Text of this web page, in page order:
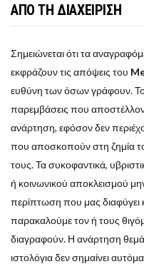
ΑΠΟ ΤΗ ΔΙΑΧΕΙΡΙΣΗ
Σημειώνεται ότι τα
εκφράζουν τις απόψεις του
ευθύνη των όσων γράφουν. Το
παρεμβάσεις που
ανάρτηση, εφόσον δεν
που αποσκοπούν στη ζημία
τους. Τα συκοφαντικά,
ή κοινωνικού αποκλεισμού
περίπτωση που μας
παρακαλούμε τον ή τους
διαγραφούν. Η ανάρτηση
ιστολόγια δεν σημαίνει